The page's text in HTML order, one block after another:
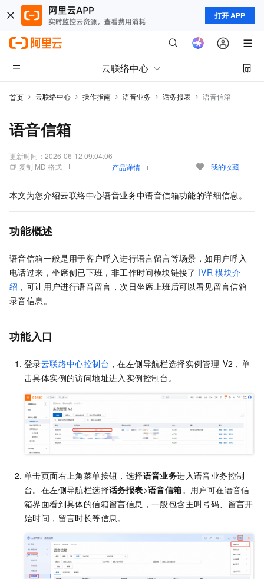
打开 APP
云联络中心
首页 云联络中心 操作指南 语音业务 话务报表 语音信箱
语音信箱
更新时间： 2026-06-12 09:04:06
复制 MD 格式
产品详情 我的收藏
本文为您介绍云联络中心语音业务中语音信箱功能的详细信息。
功能概述
语音信箱一般是用于客户呼入进行语言留言等场景，如用户呼入
电话过来，坐席侧已下班，非工作时间模块链接了 IVR 模块介
绍 ，可让用户进行语音留言，次日坐席上班后可以看见留言信箱
录音信息。
功能入口
登录云联络中心控制台 ，在左侧导航栏选择实例管理-V2，单
击具体实例的访问地址进入实例控制台。
单击页面右上角菜单按钮，选择语音业务进入语音业务控制
台。在左侧导航栏选择话务报表>语音信箱。用户可在语音信
箱界面看到具体的信箱留言信息，一般包含主叫号码、留言开
始时间，留言时长等信息。